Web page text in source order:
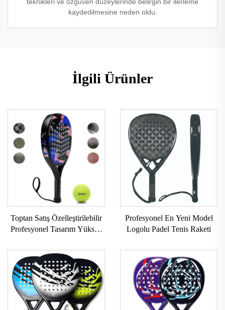
kaydedilmesine neden oldu.
İlgili Ürünler
Toptan Satış Özelleştirilebilir
Profesyonel Tasarım Yüksek
Hizmetleri İsteğe Göre
Üretilen Padel Raketleri
Profesyonel En Yeni Model
Logolu Padel Tenis Raketi